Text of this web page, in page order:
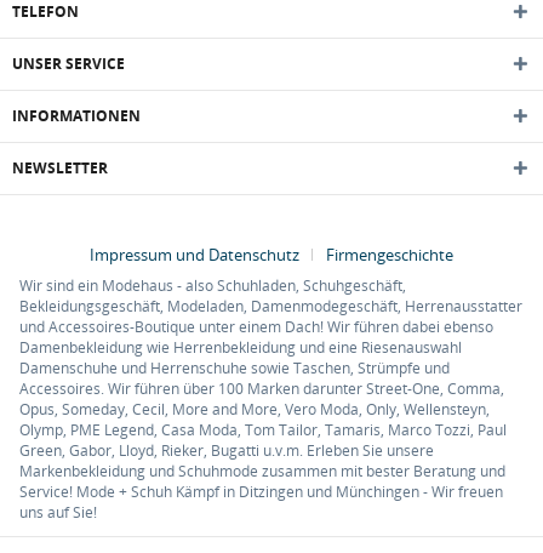
TELEFON
UNSER SERVICE
INFORMATIONEN
NEWSLETTER
Impressum und Datenschutz Firmengeschichte
Wir sind ein Modehaus - also Schuhladen, Schuhgeschäft,
Bekleidungsgeschäft, Modeladen, Damenmodegeschäft, Herrenausstatter
und Accessoires-Boutique unter einem Dach! Wir führen dabei ebenso
Damenbekleidung wie Herrenbekleidung und eine Riesenauswahl
Damenschuhe und Herrenschuhe sowie Taschen, Strümpfe und
Accessoires. Wir führen über 100 Marken darunter Street-One, Comma,
Opus, Someday, Cecil, More and More, Vero Moda, Only, Wellensteyn,
Olymp, PME Legend, Casa Moda, Tom Tailor, Tamaris, Marco Tozzi, Paul
Green, Gabor, Lloyd, Rieker, Bugatti u.v.m. Erleben Sie unsere
Markenbekleidung und Schuhmode zusammen mit bester Beratung und
Service! Mode + Schuh Kämpf in Ditzingen und Münchingen - Wir freuen
uns auf Sie!